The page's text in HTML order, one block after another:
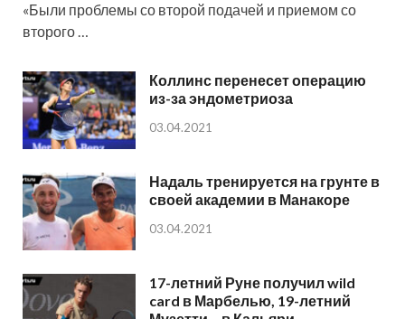
«Были проблемы со второй подачей и приемом со
второго …
Коллинс перенесет операцию
из-за эндометриоза
03.04.2021
Надаль тренируется на грунте в
своей академии в Манакоре
03.04.2021
17-летний Руне получил wild
card в Марбелью, 19-летний